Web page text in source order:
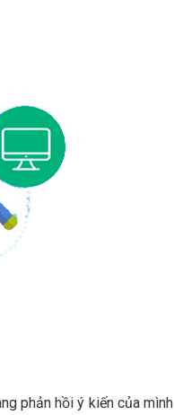
phản hồi ý kiến của mình